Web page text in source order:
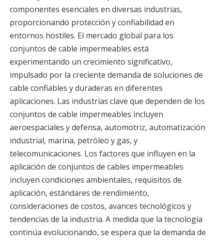
componentes esenciales en diversas industrias,
proporcionando protección y confiabilidad en
entornos hostiles. El mercado global para los
conjuntos de cable impermeables está
experimentando un crecimiento significativo,
impulsado por la creciente demanda de soluciones de
cable confiables y duraderas en diferentes
aplicaciones. Las industrias clave que dependen de los
conjuntos de cable impermeables incluyen
aeroespaciales y defensa, automotriz, automatización
industrial, marina, petróleo y gas, y
telecomunicaciones. Los factores que influyen en la
aplicación de conjuntos de cables impermeables
incluyen condiciones ambientales, requisitos de
aplicación, estándares de rendimiento,
consideraciones de costos, avances tecnológicos y
tendencias de la industria. A medida que la tecnología
continúa evolucionando, se espera que la demanda de